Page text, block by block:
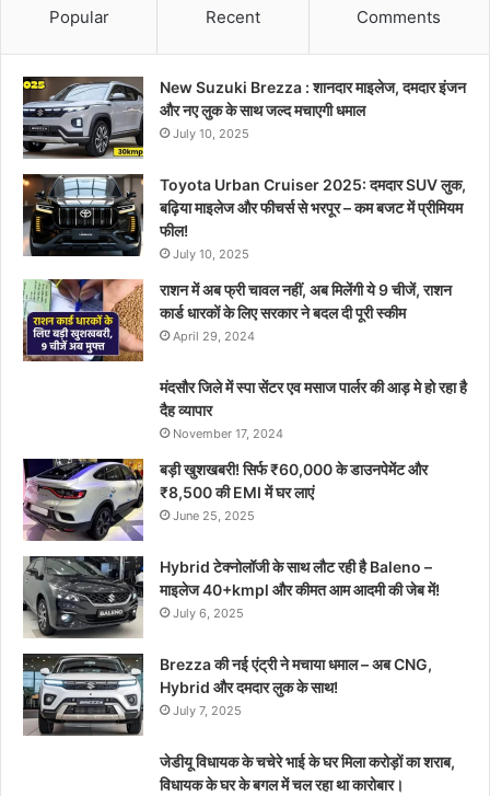
Popular Recent Comments
New Suzuki Brezza : शानदार माइलेज, दमदार इंजन
और नए लुक के साथ जल्द मचाएगी धमाल
July 10, 2025
Toyota Urban Cruiser 2025: दमदार SUV लुक,
बढ़िया माइलेज और फीचर्स से भरपूर – कम बजट में प्रीमियम
फील!
July 10, 2025
राशन में अब फ्री चावल नहीं, अब मिलेंगी ये 9 चीजें, राशन
कार्ड धारकों के लिए सरकार ने बदल दी पूरी स्कीम
April 29, 2024
मंदसौर जिले में स्पा सेंटर एव मसाज पार्लर की आड़ मे हो रहा है
दैह व्यापार
November 17, 2024
बड़ी खुशखबरी! सिर्फ ₹60,000 के डाउनपेमेंट और
₹8,500 की EMI में घर लाएं
June 25, 2025
Hybrid टेक्नोलॉजी के साथ लौट रही है Baleno –
माइलेज 40+kmpl और कीमत आम आदमी की जेब में!
July 6, 2025
Brezza की नई एंट्री ने मचाया धमाल – अब CNG,
Hybrid और दमदार लुक के साथ!
July 7, 2025
जेडीयू विधायक के चचेरे भाई के घर मिला करोड़ों का शराब,
विधायक के घर के बगल में चल रहा था कारोबार।